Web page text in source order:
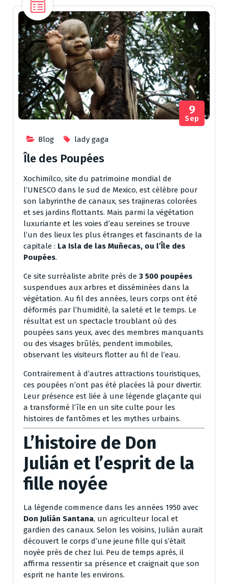
Blog lady gaga
9
Sep
Île des Poupées
Xochimilco, site du patrimoine mondial de
l’UNESCO dans le sud de Mexico, est célèbre pour
son labyrinthe de canaux, ses trajineras colorées
et ses jardins flottants. Mais parmi la végétation
luxuriante et les voies d’eau sereines se trouve
l’un des lieux les plus étranges et fascinants de la
capitale : La Isla de las Muñecas, ou l’Île des
Poupées.
Ce site surréaliste abrite près de 3 500 poupées
suspendues aux arbres et disséminées dans la
végétation. Au fil des années, leurs corps ont été
déformés par l’humidité, la saleté et le temps. Le
résultat est un spectacle troublant où des
poupées sans yeux, avec des membres manquants
ou des visages brûlés, pendent immobiles,
observant les visiteurs flotter au fil de l’eau.
Contrairement à d’autres attractions touristiques,
ces poupées n’ont pas été placées là pour divertir.
Leur présence est liée à une légende glaçante qui
a transformé l’île en un site culte pour les
histoires de fantômes et les mythes urbains.
L’histoire de Don
Julián et l’esprit de la
fille noyée
La légende commence dans les années 1950 avec
Don Julián Santana, un agriculteur local et
gardien des canaux. Selon les voisins, Julián aurait
découvert le corps d’une jeune fille qui s’était
noyée près de chez lui. Peu de temps après, il
affirma ressentir sa présence et craignait que son
esprit ne hante les environs.